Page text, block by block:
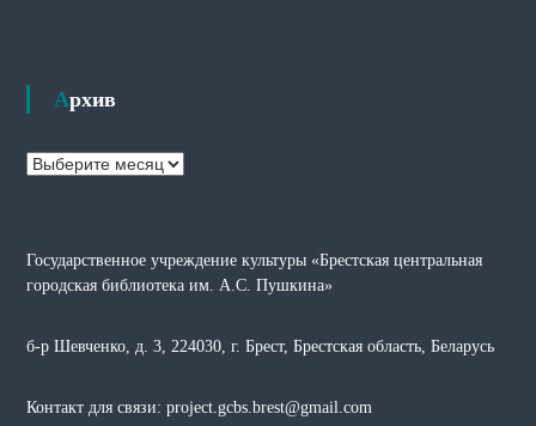
Архив
А
в
Государственное учреждение культуры «Брестская центральная
городская библиотека им. А.С. Пушкина»
б-р Шевченко, д. 3, 224030, г. Брест, Брестская область, Беларусь
Контакт для связи: project.gcbs.brest@gmail.com